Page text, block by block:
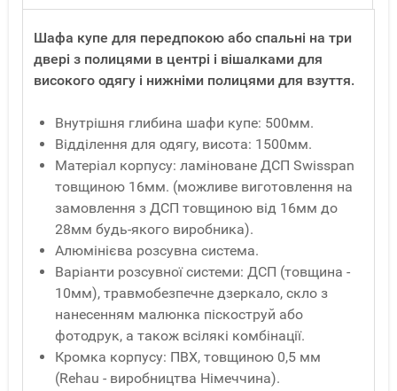
Шафа купе для передпокою або спальні на три
двері з полицями в центрі і вішалками для
високого одягу і нижніми полицями для взуття.
Внутрішня глибина шафи купе: 500мм.
Відділення для одягу, висота: 1500мм.
Матеріал корпусу: ламіноване ДСП Swisspan
товщиною 16мм. (можливе виготовлення на
замовлення з ДСП товщиною від 16мм до
28мм будь-якого виробника).
Алюмінієва розсувна система.
Варіанти розсувної системи: ДСП (товщина -
10мм), травмобезпечне дзеркало, скло з
нанесенням малюнка піскоструй або
фотодрук, а також всілякі комбінації.
Кромка корпусу: ПВХ, товщиною 0,5 мм
(Rehau - виробництва Німеччина).